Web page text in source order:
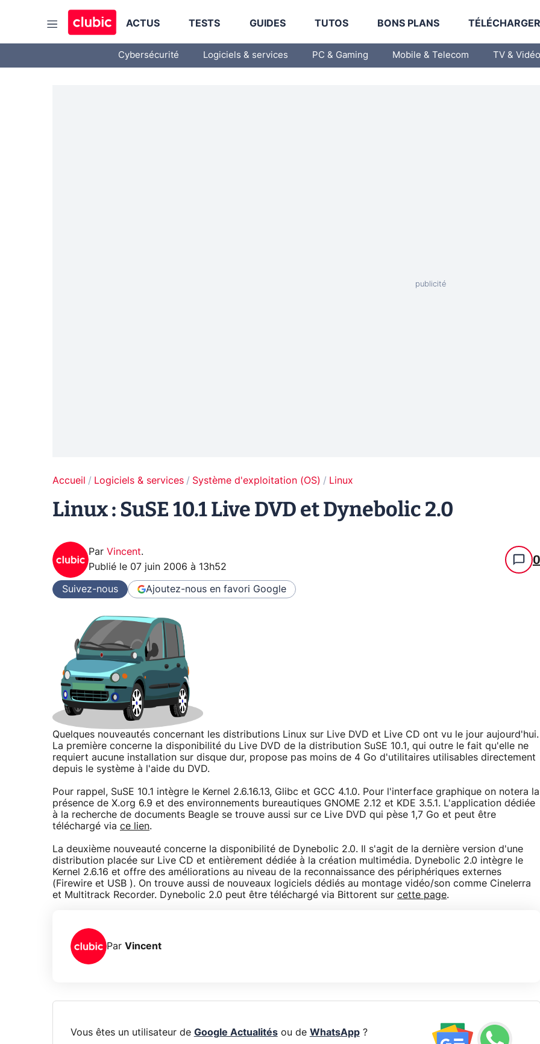
ACTUS TESTS GUIDES TUTOS BONS PLANS
Cybersécurité Logiciels & services PC & Gaming Mobile & Telecom TV & Vidéo
Accueil Logiciels & services Système d'exploitation (OS) Linux
Linux : SuSE 10.1 Live DVD et Dynebolic 2.0
Par Vincent.
Publié le 07 juin 2006 à 13h52 0
Suivez-nous Ajoutez-nous en favori Google
Quelques nouveautés concernant les distributions Linux sur Live DVD et Live CD ont vu le jour aujourd'hui.
La première concerne la disponibilité du Live DVD de la distribution SuSE 10.1, qui outre le fait qu'elle ne
requiert aucune installation sur disque dur, propose pas moins de 4 Go d'utilitaires utilisables directement
depuis le système à l'aide du DVD.
Pour rappel, SuSE 10.1 intègre le Kernel 2.6.16.13, Glibc et GCC 4.1.0. Pour l'interface graphique on notera la
présence de X.org 6.9 et des environnements bureautiques GNOME 2.12 et KDE 3.5.1. L'application dédiée
à la recherche de documents Beagle se trouve aussi sur ce Live DVD qui pèse 1,7 Go et peut être
téléchargé via ce lien.
La deuxième nouveauté concerne la disponibilité de Dynebolic 2.0. Il s'agit de la dernière version d'une
distribution placée sur Live CD et entièrement dédiée à la création multimédia. Dynebolic 2.0 intègre le
Kernel 2.6.16 et offre des améliorations au niveau de la reconnaissance des périphériques externes
(Firewire et USB ). On trouve aussi de nouveaux logiciels dédiés au montage vidéo/son comme Cinelerra
et Multitrack Recorder. Dynebolic 2.0 peut être téléchargé via Bittorent sur cette page.
Par Vincent
Vous êtes un utilisateur de Google Actualitésou de WhatsApp?